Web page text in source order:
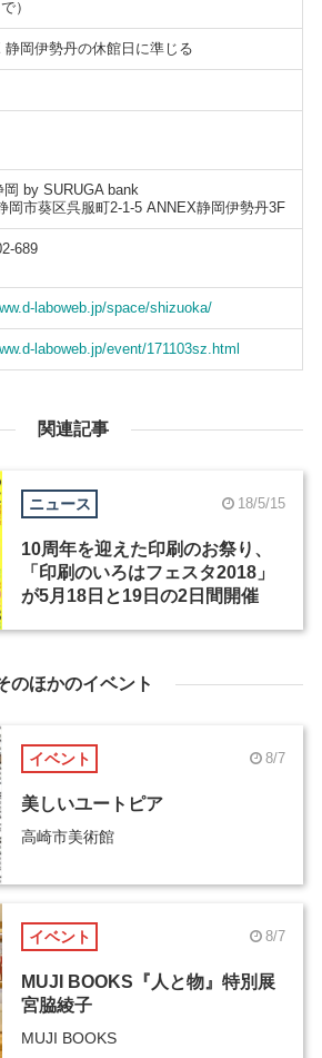
）
静岡伊勢丹の休館日に準じる
岡 by SURUGA bank
岡市葵区呉服町2-1-5 ANNEX静岡伊勢丹3F
689
laboweb.jp/space/shizuoka/
laboweb.jp/event/171103sz.html
関連記事
ニュース 18/5/15
10周年を迎えた印刷のお祭り、
「印刷のいろはフェスタ2018」
が5月18日と19日の2日間開催
のほかのイベント
イベント 8/7
美しいユートピア
高崎市美術館
イベント 8/7
MUJI BOOKS『人と物』特別展
宮脇綾子
MUJI BOOKS